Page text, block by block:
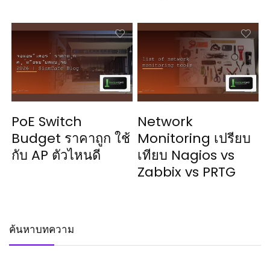
PoE Switch
Budget ราคาถูก ใช้
กับ AP ตัวไหนดี
Network
Monitoring เปรียบ
เทียบ Nagios vs
Zabbix vs PRTG
ค้นหาบทความ